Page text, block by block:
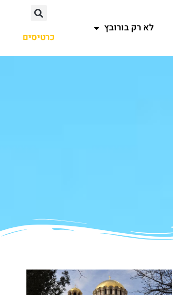
לא רק בורובץ
כרטיסים